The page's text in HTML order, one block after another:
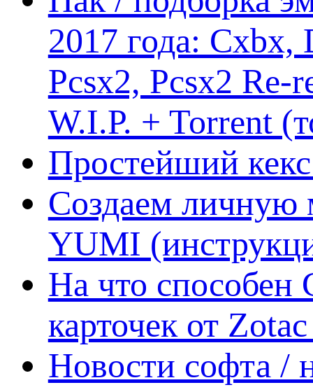
2017 года:
Pcsx2, Pcsx2
W.I.P. + Torrent
Простейший кекс
Создаем личную
YUMI
На что способен
карточек от
Новости софта /